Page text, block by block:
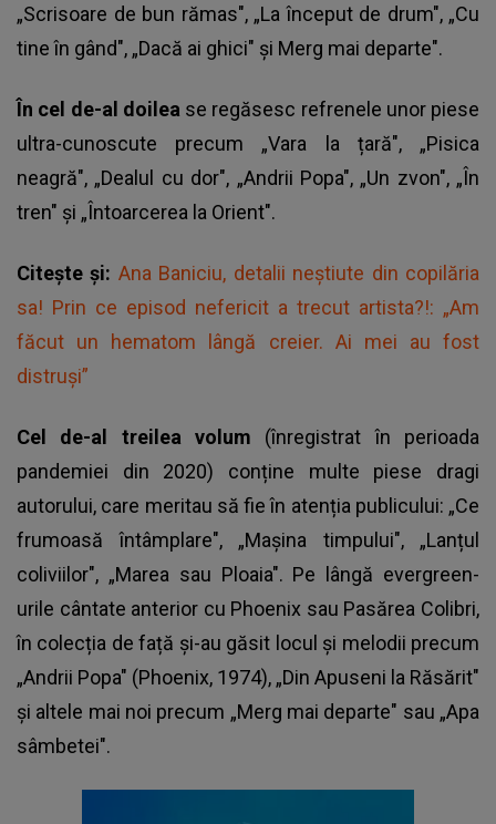
„Scrisoare de bun rămas", „La început de drum", „Cu
tine în gând", „Dacă ai ghici" și Merg mai departe".
În cel de-al doilea se regăsesc refrenele unor piese
ultra-cunoscute precum „Vara la țară", „Pisica
neagră", „Dealul cu dor", „Andrii Popa", „Un zvon", „În
tren" și „Întoarcerea la Orient".
Citește și: Ana Baniciu, detalii neștiute din copilăria
sa! Prin ce episod nefericit a trecut artista?!: „Am
făcut un hematom lângă creier. Ai mei au fost
distruși”
Cel de-al treilea volum (înregistrat în perioada
pandemiei din 2020) conține multe piese dragi
autorului, care meritau să fie în atenția publicului: „Ce
frumoasă întâmplare", „Mașina timpului", „Lanțul
coliviilor", „Marea sau Ploaia". Pe lângă evergreen-
urile cântate anterior cu Phoenix sau Pasărea Colibri,
în colecția de față și-au găsit locul și melodii precum
„Andrii Popa" (Phoenix, 1974), „Din Apuseni la Răsărit"
și altele mai noi precum „Merg mai departe" sau „Apa
sâmbetei".